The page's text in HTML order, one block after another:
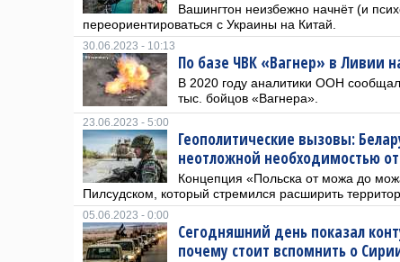
Вашингтон неизбежно начнёт (и
переориентироваться с Украины на Китай.
30.06.2023 - 10:13
По базе ЧВК «Вагнер» в Ливии
В 2020 году аналитики ООН
тыс. бойцов «Вагнера».
23.06.2023 - 5:00
Геополитические вызовы:
неотложной необходимостью
Концепция «Польска от можа до
Пилсудском, который стремился расширить
05.06.2023 - 0:00
Сегодняшний день показал
почему стоит вспомнить о